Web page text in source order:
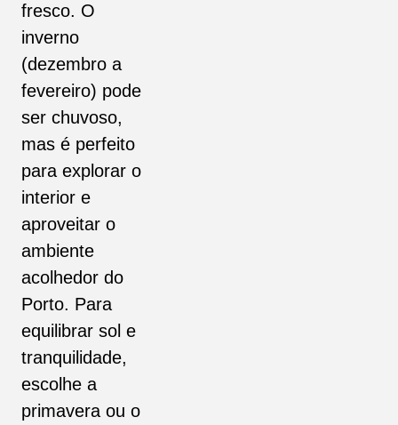
fresco. O
inverno
(dezembro a
fevereiro) pode
ser chuvoso,
mas é perfeito
para explorar o
interior e
aproveitar o
ambiente
acolhedor do
Porto. Para
equilibrar sol e
tranquilidade,
escolhe a
primavera ou o